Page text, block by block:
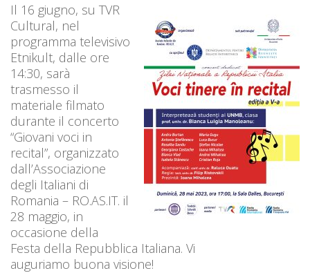
Il 16 giugno, su TVR
Cultural, nel
programma televisivo
Etnikult, dalle ore
14:30, sarà
trasmesso il
materiale filmato
durante il concerto
“Giovani voci in
recital”, organizzato
dall’Associazione
degli Italiani di
Romania – RO.AS.IT. il
28 maggio, in
occasione della
Festa della Repubblica Italiana. Vi
auguriamo buona visione!